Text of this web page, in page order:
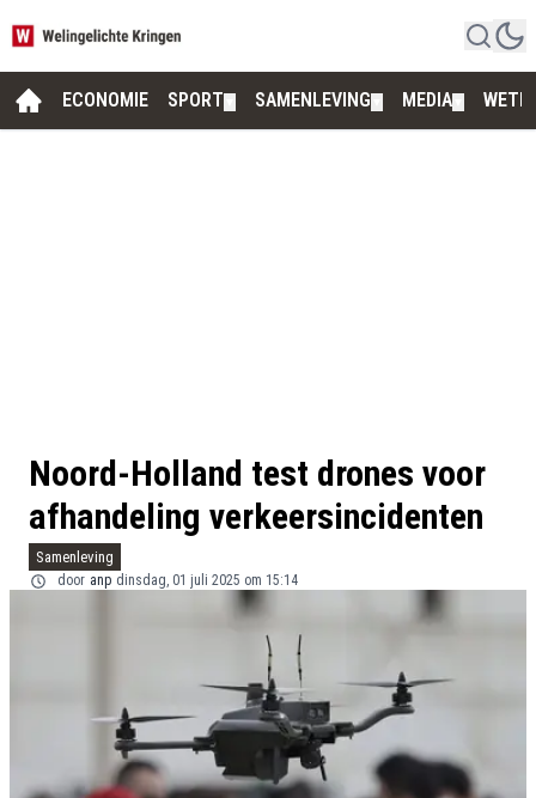
ECONOMIE SPORT SAMENLEVING MEDIA
Noord-Holland test drones voor
afhandeling verkeersincidenten
Samenleving
door anp dinsdag, 01 juli 2025 om 15:14